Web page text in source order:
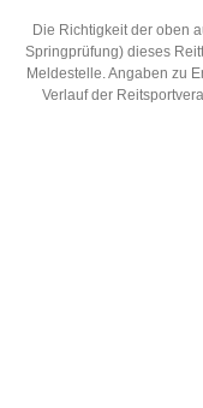
Die Richtigkeit der oben
Springprüfung) dieses
Meldestelle. Angaben zu
Verlauf der